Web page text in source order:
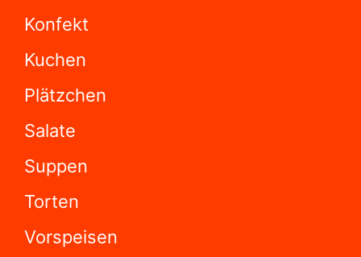
Konfekt
Kuchen
Plätzchen
Salate
Suppen
Torten
Vorspeisen